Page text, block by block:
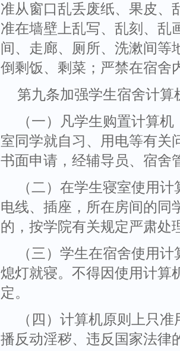
准从窗口乱丢废纸、果皮、
准在墙壁上乱写、乱刻、乱
间、走廊、厕所、洗漱间等
倒剩饭、剩菜；严禁在宿舍
第九条加强学生宿舍计算
（一）凡学生购置计算
室同学就自习、用电等有关
书面申请，经辅导员、宿舍
（二）在学生寝室使用
电线、插座，所在房间的同
的，按学院有关规定严肃处
（三）学生在宿舍使用
熄灯就寝。不得因使用计算
定。
（四）计算机原则上只
播反动淫秽、违反国家法律